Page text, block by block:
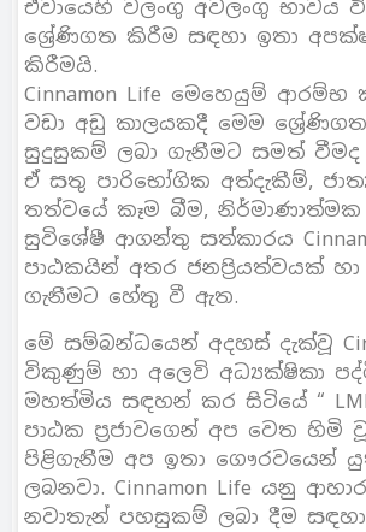
ඒවායෙහි වලංගු අවලංගු භාවය
ශ්‍රේණිගත කිරීම සඳහා ඉතා
කිරීමයි.
Cinnamon Life මෙහෙයුම්
වඩා අඩු කාලයකදී මෙම
සුදුසුකම් ලබා ගැනීමට සමත්
ඒ සතු පාරිභෝගික අත්දැකීම්,
තත්වයේ කෑම බීම,
සුවිශේෂී ආගන්තු සත්කාරය
පාඨකයින් අතර ජනප්‍රියත්වයක්
ගැනීමට හේතු වී ඇත.
මේ සම්බන්ධයෙන් අදහස් දැක්වූ
විකුණුම් හා අලෙවි අධ්‍යක්ෂිකා
මහත්මිය සඳහන් කර සිටියේ “
පාඨක ප්‍රජාවගෙන් අප වෙත හිමි
පිළිගැනීම අප ඉතා ගෞරවයෙන්
ලබනවා. Cinnamon Life යනු
නවාතැන් පහසුකම් ලබා දීම